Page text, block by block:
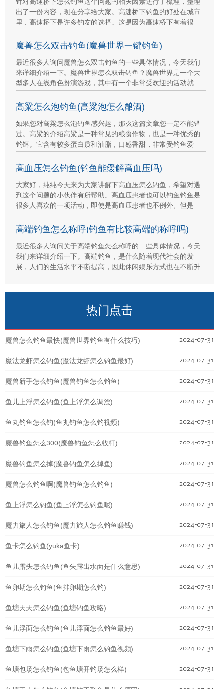
出了一份内容，现在分享给大家。高速桥下钓鱼的好处在城市
里，高速桥下是许多钓友的选择。这是因为高速桥下有着很
魔兽怎么双击钓鱼(魔兽世界一键钓鱼)
最近很多人询问魔兽怎么双击钓鱼的一些具体情况，今天我们
来详细介绍一下。魔兽世界怎么双击钓鱼？魔兽世界是一个大
型多人在线角色扮演游戏，其中有一个非常受欢迎的活动就
高粱怎么泡钓鱼(高粱泡怎么酿酒)
如果您对高粱怎么泡钓鱼感兴趣，那么这篇文章您一定不能错
过。高粱的介绍高粱是一种常见的粮食作物，也是一种优秀的
钓饵。它含有较多蛋白质和油脂，口感香甜，非常受钓鱼爱
高血压怎么钓鱼(钓鱼能缓解高血压吗)
大家好，纯纯今天来为大家讲解下高血压怎么钓鱼，希望对遇
到这个问题的小伙伴有所帮助。高血压患者也可以钓鱼钓鱼是
很多人喜欢的一项活动，即使是高血压患者也不例外。但是
高端钓鱼怎么称呼(钓鱼有比较高端的称呼吗)
最近很多人询问关于高端钓鱼怎么称呼的一些具体情况，今天
我们来详细介绍一下。高端钓鱼，是什么随着现代社会的发
展，人们的生活水平不断提高，因此休闲娱乐方式也在不断升
热门点击
2024-07-31
魔兽怎么钓鱼最快(魔兽世界钓鱼有什么技巧)
2024-07-31
魔法龙虾怎么钓鱼(魔法龙虾怎么钓鱼最好)
2024-07-31
魔兽新手怎么钓鱼(魔兽钓鱼怎么钓鱼)
2024-07-31
鱼儿上浮怎么钓鱼(鱼上浮怎么调漂)
2024-07-31
鱼丸钓鱼怎么钓(鱼丸钓鱼怎么钓视频)
2024-07-31
魔兽钓鱼怎么300(魔兽钓鱼怎么收杆)
2024-07-31
魔兽钓鱼怎么掉(魔兽钓鱼怎么掉鱼)
2024-07-31
魔兽怎么钓鱼啊(魔兽钓鱼怎么钓鱼)
2024-07-31
鱼上浮怎么钓鱼(鱼上浮怎么钓鱼呢)
2024-07-31
魔力旅人怎么钓鱼(魔力旅人怎么钓鱼赚钱)
2024-07-31
鱼卡怎么钓鱼(yuka鱼卡)
2024-07-31
鱼儿露头怎么钓鱼(鱼头露出水面是什么意思)
2024-07-31
鱼卵期怎么钓鱼(鱼排卵期怎么钓)
2024-07-31
鱼塘天天怎么钓鱼(鱼塘钓鱼攻略)
2024-07-31
鱼儿浮面怎么钓鱼(鱼儿浮面怎么钓鱼最好)
2024-07-31
鱼塘下雨怎么钓鱼(鱼塘下雨怎么钓鱼视频)
2024-07-31
鱼塘包场怎么钓鱼(包鱼塘开钓场怎么样)